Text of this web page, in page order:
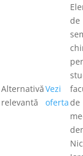
Alternativă
relevantă
Vezi
oferta
de
de